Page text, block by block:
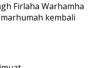
kembali